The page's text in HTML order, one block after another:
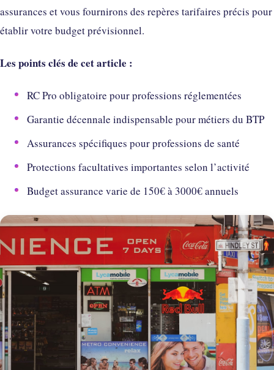
assurances et vous fournirons des repères tarifaires précis pour
établir votre budget prévisionnel.
Les points clés de cet article :
RC Pro obligatoire pour professions réglementées
Garantie décennale indispensable pour métiers du BTP
Assurances spécifiques pour professions de santé
Protections facultatives importantes selon l’activité
Budget assurance varie de 150€ à 3000€ annuels